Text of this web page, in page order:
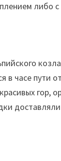
либо
в часе пути
гор,